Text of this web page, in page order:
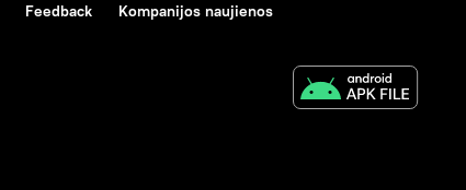
Feedback Kompanijos naujienos